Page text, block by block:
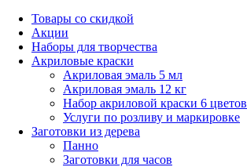
Товары со скидкой
Акции
Наборы для творчества
Акриловые краски
Акриловая эмаль 5 мл
Акриловая эмаль 12 кг
Набор акриловой краски 6 цветов
Услуги по розливу и маркировке
Заготовки из дерева
Панно
Заготовки для часов